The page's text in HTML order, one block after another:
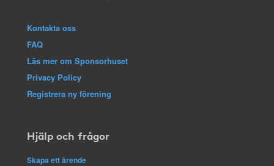
Kontakta oss
FAQ
Läs mer om Sponsorhuset
Privacy Policy
Registrera ny förening
Hjälp och frågor
Skapa ett ärende